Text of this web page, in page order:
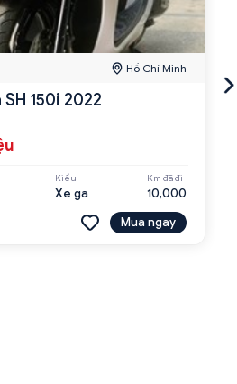
Hồ Chí Minh
SH 150i 2022
Kiểu
Xe ga
Km đã đi
10,000
Mua ngay